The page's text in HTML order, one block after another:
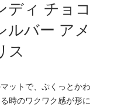
ディ チョコ
ルバー アメ
ス
ットで、ぷくっとかわ
時のワクワク感が形に